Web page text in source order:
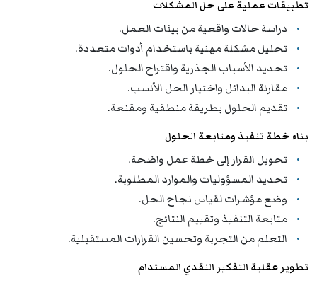
تطبيقات عملية على حل المشكلات
دراسة حالات واقعية من بيئات العمل.
تحليل مشكلة مهنية باستخدام أدوات متعددة.
تحديد الأسباب الجذرية واقتراح الحلول.
مقارنة البدائل واختيار الحل الأنسب.
تقديم الحلول بطريقة منطقية ومقنعة.
بناء خطة تنفيذ ومتابعة الحلول
تحويل القرار إلى خطة عمل واضحة.
تحديد المسؤوليات والموارد المطلوبة.
وضع مؤشرات لقياس نجاح الحل.
متابعة التنفيذ وتقييم النتائج.
التعلم من التجربة وتحسين القرارات المستقبلية.
تطوير عقلية التفكير النقدي المستدام